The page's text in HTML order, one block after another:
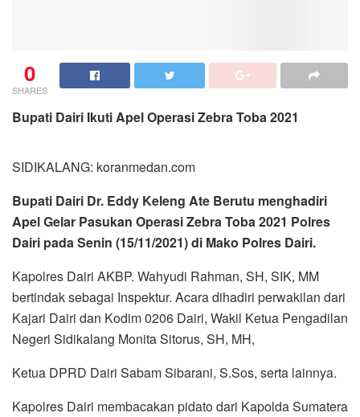
0
SHARES
Bupati Dairi Ikuti Apel Operasi Zebra Toba2021
SIDIKALANG: koranmedan.com
Bupati Dairi Dr. Eddy Keleng Ate Berutu menghadiri
Apel Gelar Pasukan Operasi Zebra Toba 2021 Polres
Dairi pada Senin (15/11/2021) di Mako Polres Dairi.
Kapolres Dairi AKBP. Wahyudi Rahman, SH, SIK, MM
bertindak sebagai Inspektur. Acara dihadiri perwakilan dari
Kajari Dairi dan Kodim 0206 Dairi, Wakil Ketua Pengadilan
Negeri Sidikalang Monita Sitorus, SH, MH,
Ketua DPRD Dairi Sabam Sibarani, S.Sos, serta lainnya.
Kapolres Dairi membacakan pidato dari Kapolda Sumatera